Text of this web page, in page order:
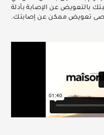
بالتعويض عن الإصابة بأدلة
تعويض ممكن عن إصابتك.